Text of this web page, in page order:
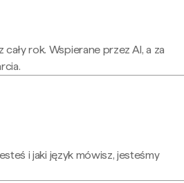
rok. Wspierane przez AI, a za
i jaki język mówisz, jesteśmy